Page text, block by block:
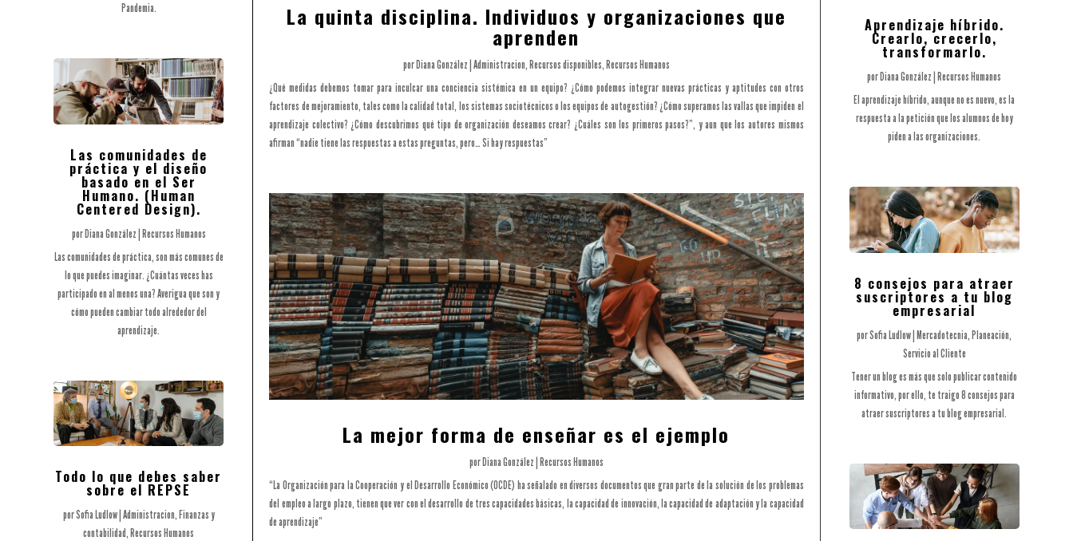
Pandemia.
Las comunidades de
práctica y el diseño
basado en el Ser
Humano. (Human
Centered Design).
porDiana González |Recursos Humanos
Las comunidades de práctica, son más comunes de
lo que puedes imaginar. ¿Cuántas veces has
participado en al menos una? Averigua que son y
cómo pueden cambiar todo alrededor del
aprendizaje.
Todo lo que debes saber
sobre el REPSE
porSofia Ludlow|Administracion,Finanzas y
contabilidad,Recursos Humanos
La quinta disciplina. Individuos y organizaciones que
aprenden
porDiana González |Administracion,Recursos disponibles,Recursos Humanos
¿Qué medidas debemos tomar para inculcar una conciencia sistémica en un equipo? ¿Cómo podemos integrar nuevas prácticas y aptitudes con otros
factores de mejoramiento, tales como la calidad total, los sistemas sociotécnicos o los equipos de autogestión? ¿Cómo superamos las vallas que impiden el
aprendizaje colectivo? ¿Cómo descubrimos qué tipo de organización deseamos crear? ¿Cuáles son los primeros pasos?”, y aun que los autores mismos
afirman “nadie tiene las respuestas a estas preguntas, pero… Si hay respuestas”
La mejor forma de enseñar es el ejemplo
porDiana González |Recursos Humanos
“La Organización para la Cooperación y el Desarrollo Económico (OCDE) ha señalado en diversos documentos que gran parte de la solución de los problemas
del empleo a largo plazo, tienen que ver con el desarrollo de tres capacidades básicas, la capacidad de innovación, la capacidad de adaptación y la capacidad
de aprendizaje”
Aprendizaje híbrido.
Crearlo, crecerlo,
transformarlo.
porDiana González |Recursos Humanos
El aprendizaje híbrido, aunque no es nuevo, es la
respuesta a la petición que los alumnos de hoy
piden a las organizaciones.
8 consejos para atraer
suscriptores a tu blog
empresarial
porSofia Ludlow|Mercadotecnia,Planeación,
Servicio al Cliente
Tener un blog es más que solo publicar contenido
informativo, por ello, te traigo 8 consejos para
atraer suscriptores a tu blog empresarial.